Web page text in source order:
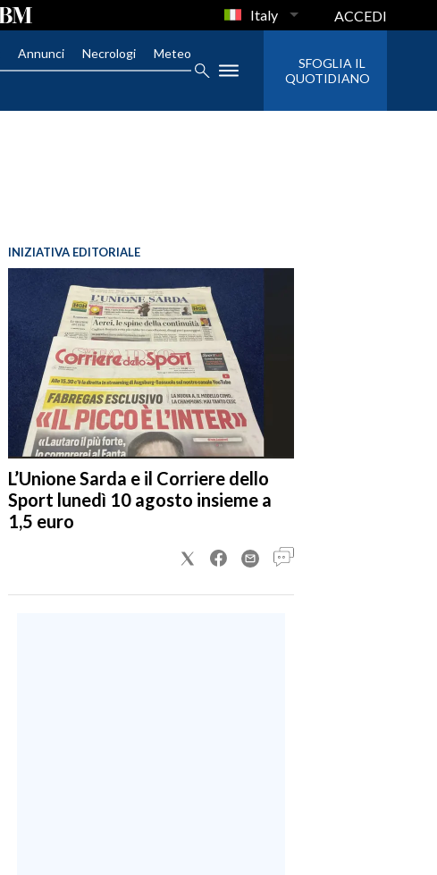
Italy ACCEDI
Annunci Necrologi Meteo
SFOGLIA IL
QUOTIDIANO
INIZIATIVA EDITORIALE
L’Unione Sarda e il Corriere dello
Sport lunedì 10 agosto insieme a
1,5 euro